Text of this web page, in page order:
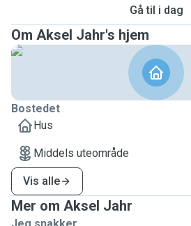
Gå til i dag
Om Aksel Jahr's hjem
Bostedet
Hus
Middels uteområde
Vis alle
Mer om Aksel Jahr